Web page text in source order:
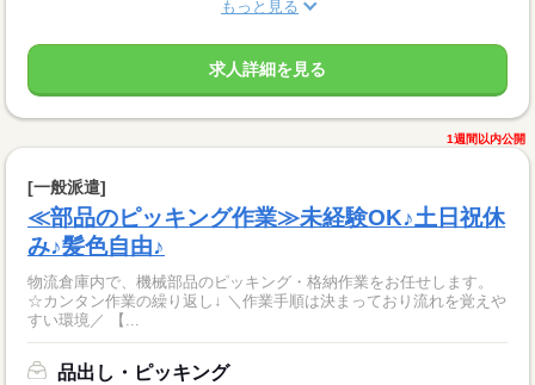
もっと見る
求人詳細を見る
1週間以内公開
[一般派遣]
≪部品のピッキング作業≫未経験OK♪土日祝休
み♪髪色自由♪
物流倉庫内で、機械部品のピッキング・格納作業をお任せします。
☆カンタン作業の繰り返し↓ ＼作業手順は決まっており流れを覚えや
すい環境／ 【...
品出し・ピッキング